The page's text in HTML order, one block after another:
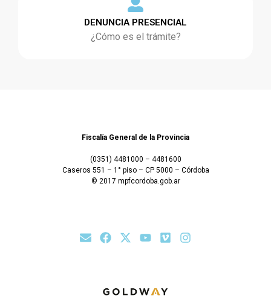
DENUNCIA PRESENCIAL
¿Cómo es el trámite?
Fiscalía General de la Provincia
(0351) 4481000 – 4481600
Caseros 551 – 1° piso – CP 5000 – Córdoba
© 2017 mpfcordoba.gob.ar